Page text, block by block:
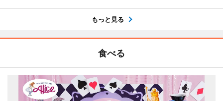
もっと見る
食べる